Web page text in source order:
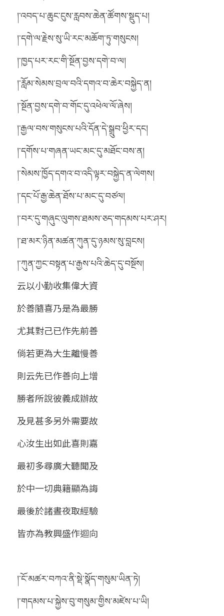
།་འབད་པ་ཆུང་ངུས་རླབས་ཆེན་ཚོགས་སྡུད་པ།
།་དགེ་ལ་རྗེས་སུ་ཡི་རང་མཆོག་ཏུ་གསུངས།
།་ཁྱད་པར་རང་གི་སྔོན་བྱས་དགེ་བ་ལ།
།་རློམ་སེམས་བྲལ་བའི་དགའ་བ་ཆེར་བསྐྱེད་ན།
།་སྔོན་བྱས་དགེ་བ་གོང་དུ་འཕེལ་ལོ་ཞེས།
།་རྒྱལ་བས་གསུངས་པའི་དོན་དེ་སྒྲུབ་ཕྱིར་དང།
།་དགོས་པ་གཞན་ཡང་མང་དུ་མཐོང་བས་ན།
།་སེམས་ཁྱོད་དགའ་བ་འདི་ལྟར་བསྐྱེད་ན་ལེགས།
།་དང་པོ་རྒྱ་ཆེན་ཐོས་པ་མང་དུ་བཙལ།
།་བར་དུ་གཞུང་ལུགས་ཐམས་ཅད་གདམས་པར་ཤར།
།་ཐ་མར་ཉིན་མཚན་ཀུན་དུ་ཉམས་སུ་བླངས།
།་ཀུན་ཀྱང་བསྟན་པ་རྒྱས་པའི་ཆེད་དུ་བསྔོས།
云以小勤收集偉大資
於善隨喜乃是為最勝
尤其對己已作先前善
倘若更為大生離慢善
則云先已作善向上增
勝者所說彼義成辦故
及見甚多另外需要故
心汝生出如此喜則嘉
最初多尋廣大聽聞及
於中一切典籍顯為誨
最後於諸晝夜取經驗
皆亦為教興盛作迴向
།་ངོ་མཚར་བཀའ་ནི་སྡེ་སྣོད་གསུམ་ཡིན་ཏེ།
།་གདམས་པ་སྐྱེས་བུ་གསུམ་གྱིས་མཛེས་པ་ཡི།